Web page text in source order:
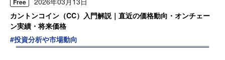
カントンコイン（CC）入門解説｜直近の価格動向・オンチェー
ン実績・将来価格
#投資分析や市場動向